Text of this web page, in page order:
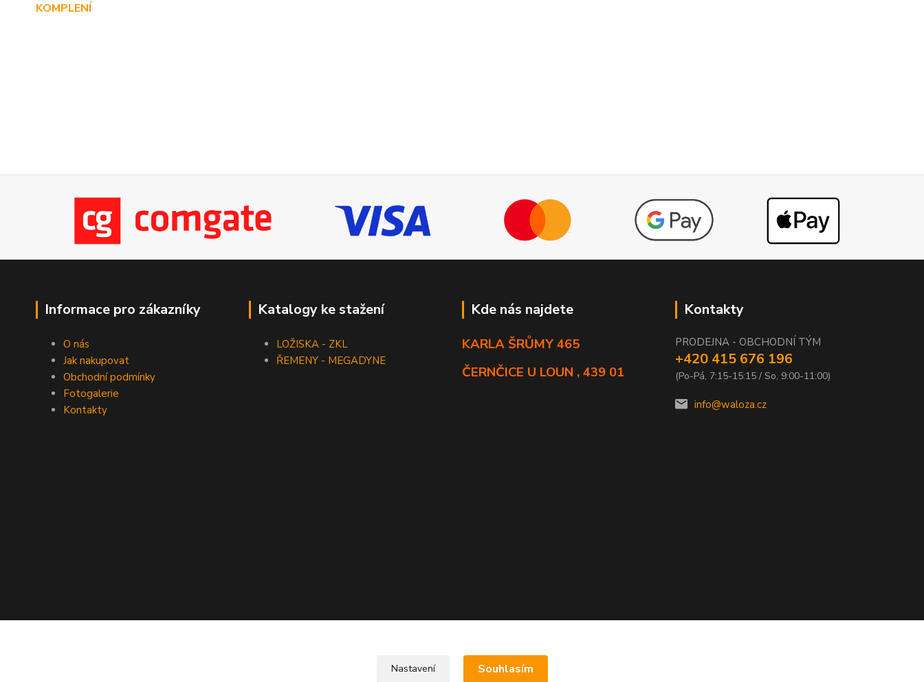
KOMPLENÍ
Informace pro zákazníky
O nás
Jak nakupovat
Obchodní podmínky
Fotogalerie
Kontakty
Katalogy ke stažení
LOŽISKA - ZKL
ŘEMENY - MEGADYNE
Kde nás najdete
KARLA ŠRŮMY 465
ČERNČICE U LOUN , 439 01
Kontakty
PRODEJNA - OBCHODNÍ TÝM
+420 415 676 196
(Po-Pá, 7:15-15:15 / So, 9:00-11:00)
info@waloza.cz
Nastavení Souhlasím